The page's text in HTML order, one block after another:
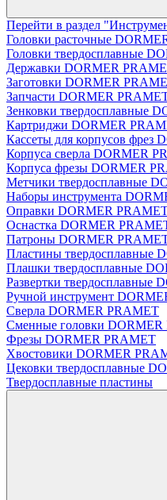
Перейти в раздел
Головки расточные
Головки твердосплавные
Державки DORMER
Заготовки DORMER
Запчасти DORMER
Зенковки твердосплавные
Картриджи DORMER
Кассеты для корпусов фрез
Корпуса сверла DORMER
Корпуса фрезы DORMER
Метчики твердосплавные
Наборы инструмента
Оправки DORMER
Оснастка DORMER
Патроны DORMER
Пластины твердосплавные
Плашки твердосплавные
Развертки твердосплавные
Ручной инструмент
Сверла DORMER PRAMET
Сменные головки DORMER
Фрезы DORMER PRAMET
Хвостовики DORMER
Цековки твердосплавные
Твердосплавные пластины